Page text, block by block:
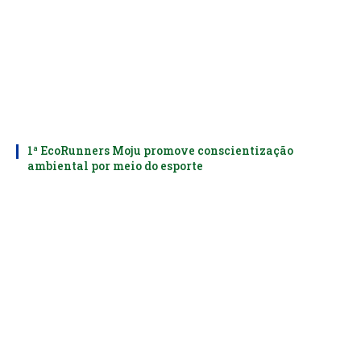
1ª EcoRunners Moju promove conscientização
ambiental por meio do esporte